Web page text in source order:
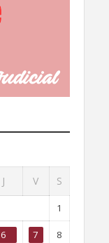
J V S
1
6 7 8